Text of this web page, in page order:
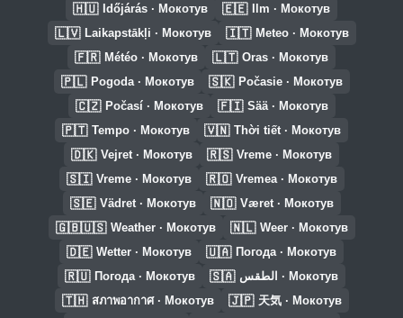
🇭🇺 Időjárás · Мокотув 🇪🇪 Ilm · Мокотув
🇱🇻 Laikapstākļi · Мокотув 🇮🇹 Meteo · Мокотув
🇫🇷 Météo · Мокотув 🇱🇹 Oras · Мокотув
🇵🇱 Pogoda · Мокотув 🇸🇰 Počasie · Мокотув
🇨🇿 Počasí · Мокотув 🇫🇮 Sää · Мокотув
🇵🇹 Tempo · Мокотув 🇻🇳 Thời tiết · Мокотув
🇩🇰 Vejret · Мокотув 🇷🇸 Vreme · Мокотув
🇸🇮 Vreme · Мокотув 🇷🇴 Vremea · Мокотув
🇸🇪 Vädret · Мокотув 🇳🇴 Været · Мокотув
🇬🇧🇺🇸 Weather · Мокотув 🇳🇱 Weer · Мокотув
🇩🇪 Wetter · Мокотув 🇺🇦 Погода · Мокотув
🇷🇺 Погода · Мокотув 🇸🇦 الطقس · Мокотув
🇹🇭 สภาพอากาศ · Мокотув 🇯🇵 天気 · Мокотув